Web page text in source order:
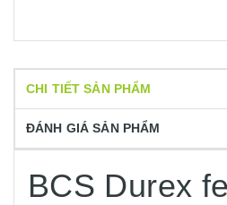
CHI TIẾT SẢN PHẨM
ĐÁNH GIÁ SẢN PHẨM
BCS Durex